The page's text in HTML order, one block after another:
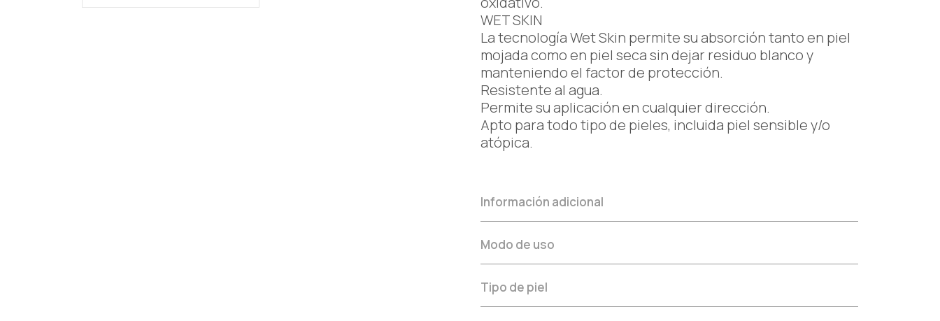
WET SKIN
La tecnología Wet Skin permite su absorción tanto en piel
mojada como en piel seca sin dejar residuo blanco y
manteniendo el factor de protección.
Resistente al agua.
Permite su aplicación en cualquier dirección.
Apto para todo tipo de pieles, incluida piel sensible y/o
atópica.
Información adicional
Modo de uso
Tipo de piel